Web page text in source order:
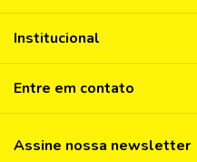
Institucional
Entre em contato
Assine nossa newsletter